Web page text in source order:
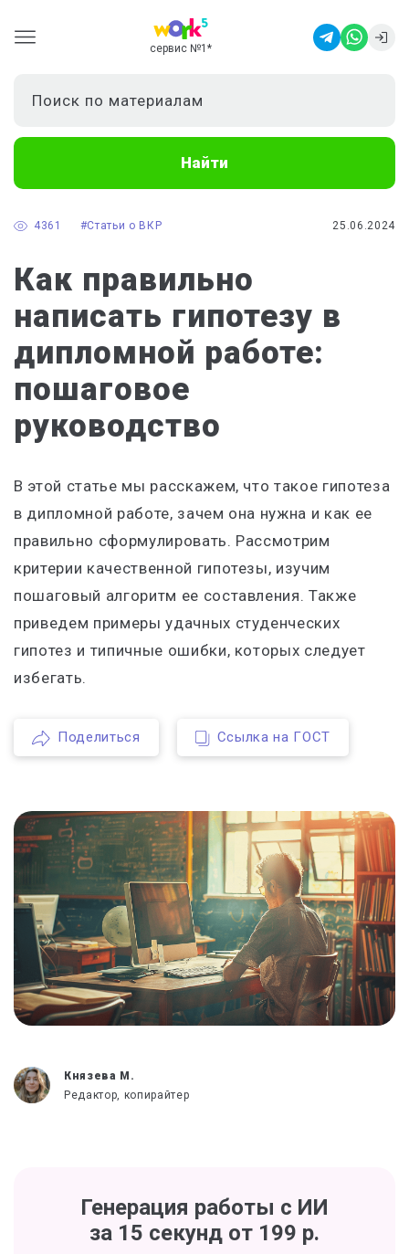
сервис №1 *
Найти
25.06.2024
#Статьи о ВКР
4361
Как правильно
написать гипотезу в
дипломной работе:
пошаговое
руководство
В этой статье мы расскажем, что такое гипотеза
в дипломной работе, зачем она нужна и как ее
правильно сформулировать. Рассмотрим
критерии качественной гипотезы, изучим
пошаговый алгоритм ее составления. Также
приведем примеры удачных студенческих
гипотез и типичные ошибки, которых следует
избегать.
Поделиться Ссылка на ГОСТ
Князева М.
Редактор, копирайтер
Генерация работы с ИИ
за 15 секунд от 199 р.